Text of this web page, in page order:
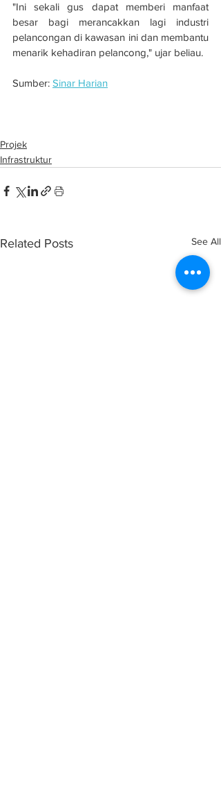
"Ini sekali gus dapat memberi manfaat
besar bagi merancakkan lagi industri
pelancongan di kawasan ini dan membantu
menarik kehadiran pelancong," ujar beliau.
Sumber: Sinar Harian
Projek
Infrastruktur
Related Posts See All